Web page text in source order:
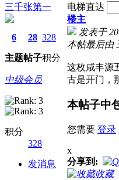
三千张第一
6
主题
28
帖子
328
积分
中级会员
积分
328
发消息
电梯直达
楼主
发表于
本帖最后由
这枚咸丰源
古是开门，
本帖子中
您需要 登录
x
分享到:
收藏